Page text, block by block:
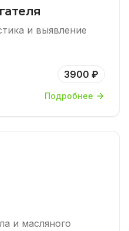
и выявление
3900 ₽
Подробнее
и масляного